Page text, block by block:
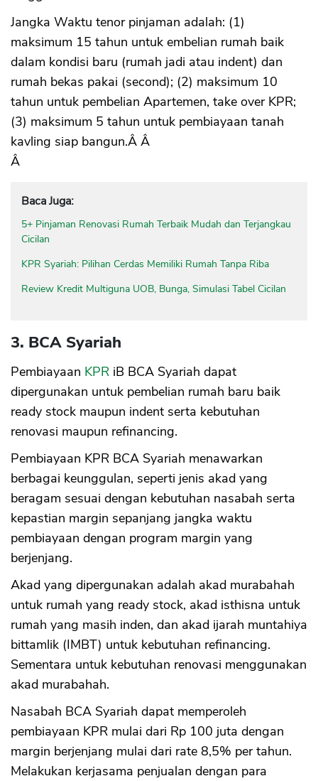
Jangka Waktu tenor pinjaman adalah: (1)
maksimum 15 tahun untuk embelian rumah baik
dalam kondisi baru (rumah jadi atau indent) dan
rumah bekas pakai (second); (2) maksimum 10
tahun untuk pembelian Apartemen, take over KPR;
(3) maksimum 5 tahun untuk pembiayaan tanah
kavling siap bangun.Â Â
Â
Baca Juga:
5+ Pinjaman Renovasi Rumah Terbaik Mudah dan Terjangkau
Cicilan
KPR Syariah: Pilihan Cerdas Memiliki Rumah Tanpa Riba
Review Kredit Multiguna UOB, Bunga, Simulasi Tabel Cicilan
3. BCA Syariah
Pembiayaan KPR iB BCA Syariah dapat
dipergunakan untuk pembelian rumah baru baik
ready stock maupun indent serta kebutuhan
renovasi maupun refinancing.
Pembiayaan KPR BCA Syariah menawarkan
berbagai keunggulan, seperti jenis akad yang
beragam sesuai dengan kebutuhan nasabah serta
kepastian margin sepanjang jangka waktu
pembiayaan dengan program margin yang
berjenjang.
Akad yang dipergunakan adalah akad murabahah
untuk rumah yang ready stock, akad isthisna untuk
rumah yang masih inden, dan akad ijarah muntahiya
bittamlik (IMBT) untuk kebutuhan refinancing.
Sementara untuk kebutuhan renovasi menggunakan
akad murabahah.
Nasabah BCA Syariah dapat memperoleh
pembiayaan KPR mulai dari Rp 100 juta dengan
margin berjenjang mulai dari rate 8,5% per tahun.
Melakukan kerjasama penjualan dengan para